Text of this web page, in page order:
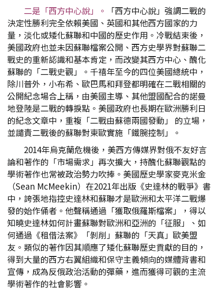
二是「西方中心說」。
「西方中心說」強調二戰的
決定性勝利完全依賴美國、英國和其他西方國家的力
量，淡化或矮化蘇聯和中國的歷史作用。冷戰結束後，
美國政府也並未因蘇聯檔案公開、西方史學界對蘇聯二
戰史的重新認識和基本肯定，而改變其西方中心、醜化
蘇聯的「二戰史觀」。千禧年至今的四位美國總統中，
除川普外，小布希、歐巴馬和拜登都明確在二戰相關的
公開紀念場合上稱，由美國主導、其他盟國配合的諾曼
地登陸是二戰的轉捩點。美國政府也長期在歐洲勝利日
的紀念文章中，重複「二戰由蘇德兩國發動」 的立場，
並譴責二戰後的蘇聯對東歐實施「鐵腕控制」。
2014年烏克蘭危機後，美西方傳媒界對俄不友好言
論和著作的「市場需求」再次擴大，持醜化蘇聯觀點的
學術著作也常被政治勢力吹捧。美國歷史學家麥克米金
（Sean McMeekin）在2021年出版《史達林的戰爭》書
中，誇張地指控史達林和蘇聯才是歐洲和太平洋二戰爆
發的始作俑者。他聲稱通過「獲取俄羅斯檔案」，得以
知曉史達林如何計畫蘇聯對歐洲和亞洲的「征服」、如
何通過《租借法案》「剝削」蘇聯的「天真」歐美盟
友。類似的著作因其順應了矮化蘇聯歷史貢獻的目的，
得到大量的西方右翼組織和保守主義傾向的媒體背書和
宣傳，成為反俄政治活動的彈藥，進而獲得可觀的主流
學術著作的社會影響。